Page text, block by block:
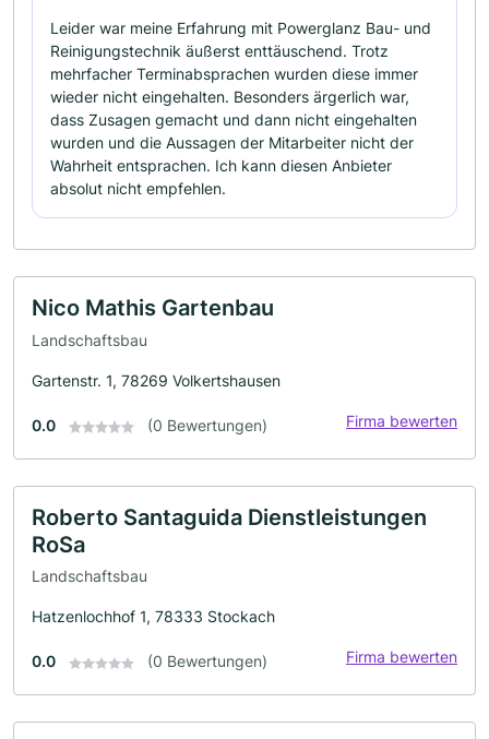
Leider war meine Erfahrung mit Powerglanz Bau- und
Reinigungstechnik äußerst enttäuschend. Trotz
mehrfacher Terminabsprachen wurden diese immer
wieder nicht eingehalten. Besonders ärgerlich war,
dass Zusagen gemacht und dann nicht eingehalten
wurden und die Aussagen der Mitarbeiter nicht der
Wahrheit entsprachen. Ich kann diesen Anbieter
absolut nicht empfehlen.
Nico Mathis Gartenbau
Landschaftsbau
Gartenstr. 1, 78269 Volkertshausen
0.0 (0 Bewertungen) Firma bewerten
Roberto Santaguida Dienstleistungen
RoSa
Landschaftsbau
Hatzenlochhof 1, 78333 Stockach
0.0 (0 Bewertungen) Firma bewerten